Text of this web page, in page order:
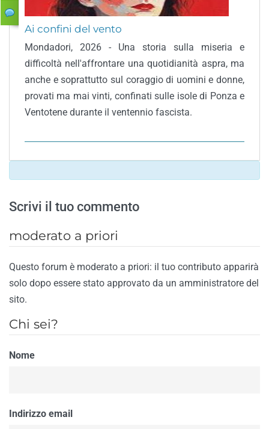
Ai confini del vento
Mondadori, 2026 - Una storia sulla miseria e
difficoltà nell'affrontare una quotidianità aspra, ma
anche e soprattutto sul coraggio di uomini e donne,
provati ma mai vinti, confinati sulle isole di Ponza e
Ventotene durante il ventennio fascista.
Scrivi il tuo commento
moderato a priori
Questo forum è moderato a priori: il tuo contributo apparirà
solo dopo essere stato approvato da un amministratore del
sito.
Chi sei?
Nome
Indirizzo email